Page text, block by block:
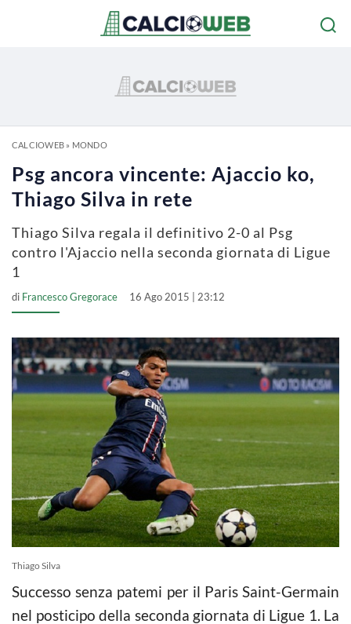
CALCIOWEB» MONDO
Psg ancora vincente: Ajaccio ko,
Thiago Silva in rete
Thiago Silva regala il definitivo 2-0 al Psg
contro l'Ajaccio nella seconda giornata di Ligue
1
di Francesco Gregorace 16 Ago 2015 | 23:12
Thiago Silva
Successo senza patemi per il Paris Saint-Germain
nel posticipo della seconda giornata di Ligue 1. La